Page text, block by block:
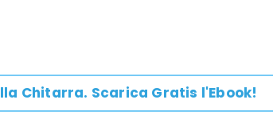
lla Chitarra. Scarica Gratis l'Ebook!